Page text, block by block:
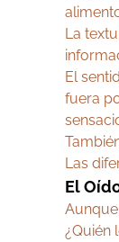
La
El
fuera
Las
El
¿Quién